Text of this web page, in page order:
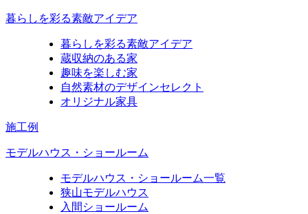
暮らしを彩る素敵アイデア
暮らしを彩る素敵アイデア
蔵収納のある家
趣味を楽しむ家
自然素材のデザインセレクト
オリジナル家具
施工例
モデルハウス・ショールーム
モデルハウス・ショールーム一覧
狭山モデルハウス
入間ショールーム